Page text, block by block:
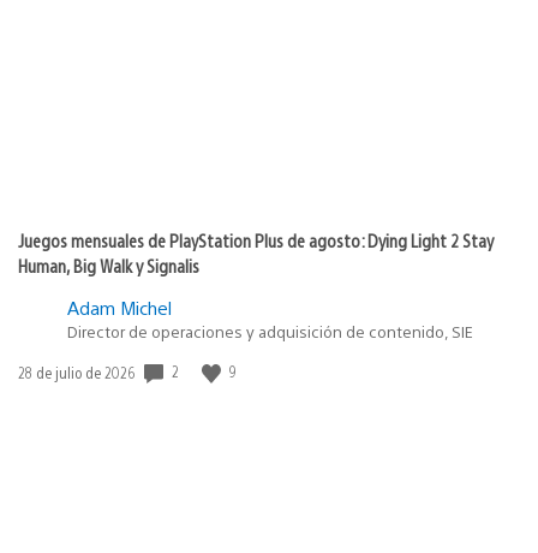
Juegos mensuales de PlayStation Plus de agosto: Dying Light 2 Stay
Human, Big Walk y Signalis
Adam Michel
Director de operaciones y adquisición de contenido, SIE
Fecha
28 de julio de 2026 2 9